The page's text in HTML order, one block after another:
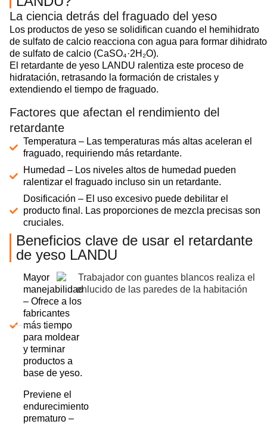
La ciencia detrás del fraguado del yeso
Los productos de yeso se solidifican cuando el hemihidrato
de sulfato de calcio reacciona con agua para formar dihidrato
de sulfato de calcio (CaSO₄·2H₂O).
El retardante de yeso LANDU ralentiza este proceso de
hidratación, retrasando la formación de cristales y
extendiendo el tiempo de fraguado.
Factores que afectan el rendimiento del
retardante
Temperatura – Las temperaturas más altas aceleran el
fraguado, requiriendo más retardante.
Humedad – Los niveles altos de humedad pueden
ralentizar el fraguado incluso sin un retardante.
Dosificación – El uso excesivo puede debilitar el
producto final. Las proporciones de mezcla precisas son
cruciales.
Beneficios clave de usar el retardante
de yeso LANDU
Mayor
manejabilidad
– Ofrece a los
fabricantes
más tiempo
para moldear
y terminar
productos a
base de yeso.
Previene el
endurecimiento
prematuro –